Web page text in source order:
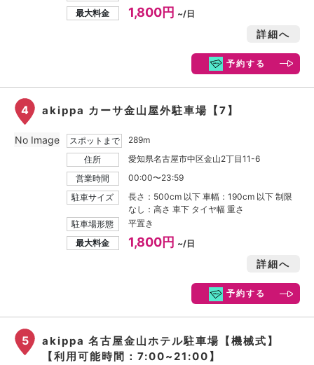
最大料金
1,800円 ~/日
詳細へ
予約する
4 akippa カーサ金山屋外駐車場【7】
スポットまで
289m
住所
愛知県名古屋市中区金山2丁目11-6
営業時間
00:00〜23:59
駐車サイズ
長さ：500cm 以下 車幅：190cm 以下 制限
なし：高さ 車下 タイヤ幅 重さ
駐車場形態
平置き
最大料金
1,800円 ~/日
詳細へ
予約する
No Image
5
akippa 名古屋金山ホテル駐車場【機械式】
【利用可能時間：7:00~21:00】